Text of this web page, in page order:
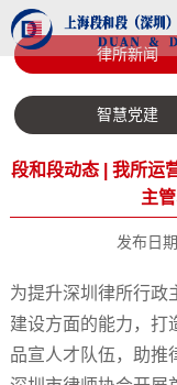
律所新闻
智慧党建
段和段动态 | 我所运
主
发布日期
为提升深圳律所行政
建设方面的能力，打
品宣人才队伍，助推